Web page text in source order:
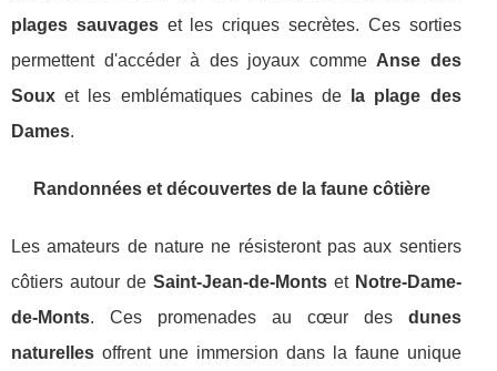
plages sauvageset les criques secrètes. Ces sorties
permettent d'accéder à des joyaux comme Anse des
Soux et les emblématiques cabines de
la plage des
Dames.
Randonnées et découvertes de la faune côtière
Les amateurs de nature ne résisteront pas aux sentiers
côtiers autour de Saint-Jean-de-Montset Notre-Dame-
de-Monts. Ces promenades au cœur des dunes
naturelles offrent une immersion dans la faune unique